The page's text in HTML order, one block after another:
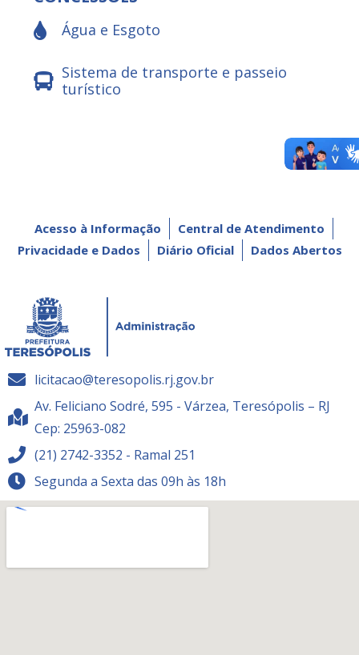
Água e Esgoto
Sistema de transporte e passeio
turístico
Acesso à Informação
Central de Atendimento
Privacidade e Dados
Diário Oficial Dados Abertos
licitacao@teresopolis.rj.gov.br
Av. Feliciano Sodré, 595 - Várzea, Teresópolis – RJ
Cep: 25963-082
(21) 2742-3352 - Ramal 251
Segunda a Sexta das 09h às 18h